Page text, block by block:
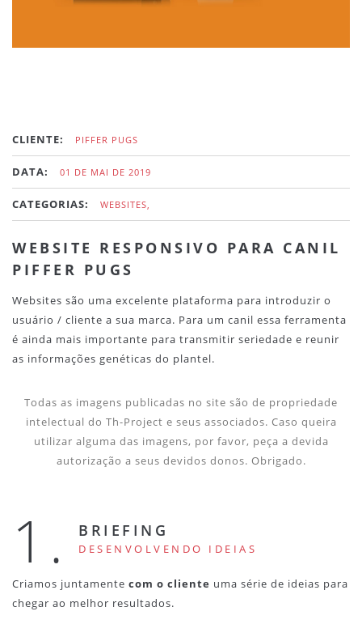
CLIENTE: PIFFER PUGS
DATA: 01 DE MAI DE 2019
CATEGORIAS: WEBSITES,
WEBSITE RESPONSIVO PARA CANIL
PIFFER PUGS
Websites são uma excelente plataforma para introduzir o
usuário / cliente a sua marca. Para um canil essa ferramenta
é ainda mais importante para transmitir seriedade e reunir
as informações genéticas do plantel.
Todas as imagens publicadas no site são de propriedade
intelectual do Th-Project e seus associados. Caso queira
utilizar alguma das imagens, por favor, peça a devida
autorização a seus devidos donos. Obrigado.
1. BRIEFING
DESENVOLVENDO IDEIAS
Criamos juntamente com o cliente uma série de ideias para
chegar ao melhor resultados.